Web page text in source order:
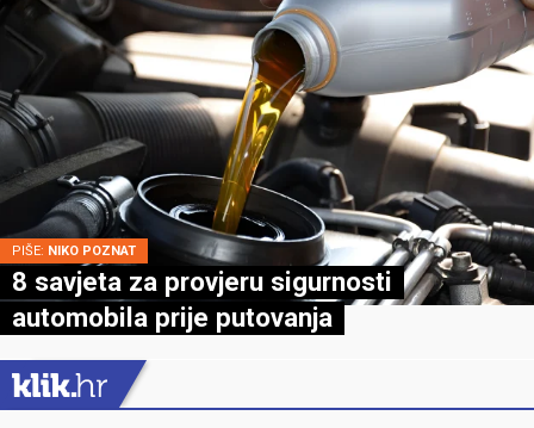
PIŠE: NIKO POZNAT
8 savjeta za provjeru sigurnosti
automobila prije putovanja